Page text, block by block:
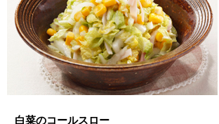
白菜のコールスロー